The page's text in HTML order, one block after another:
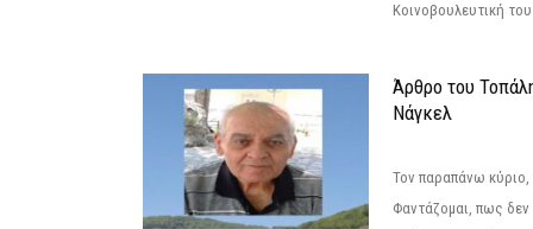
Κοινοβουλευτική
Άρθρο του
Νάγκελ
Τον παραπάνω
Φαντάζομαι, πως δεν